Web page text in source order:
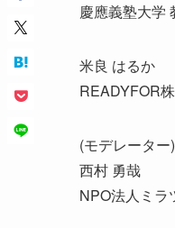
慶應義塾大学
米良 はるか
READYFOR
(モデレーター)
西村 勇哉
NPO法人ミラ